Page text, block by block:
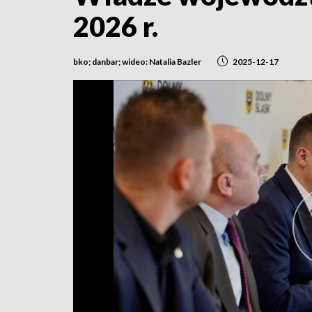
2026 r.
bko; danbar; wideo: Natalia Bazler 2025-12-17